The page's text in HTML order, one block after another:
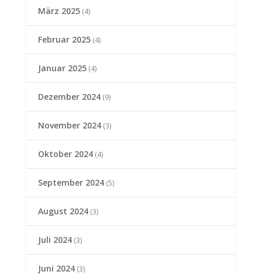
März 2025(4)
Februar 2025(4)
Januar 2025(4)
Dezember 2024(9)
November 2024(3)
Oktober 2024(4)
September 2024(5)
August 2024(3)
Juli 2024(3)
Juni 2024(3)